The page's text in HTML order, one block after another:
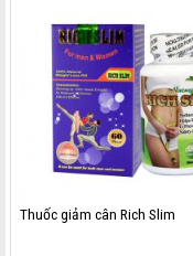
Thuốc giảm cân Rich Slim